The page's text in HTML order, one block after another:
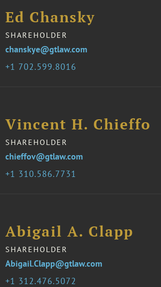
Ed Chansky
SHAREHOLDER
1 702.599.8016
chanskye@gtlaw.com
Vincent H. Chieffo
SHAREHOLDER
1 310.586.7731
chieffov@gtlaw.com
Abigail A. Clapp
SHAREHOLDER
1 312.476.5072
Abigail.Clapp@gtlaw.com